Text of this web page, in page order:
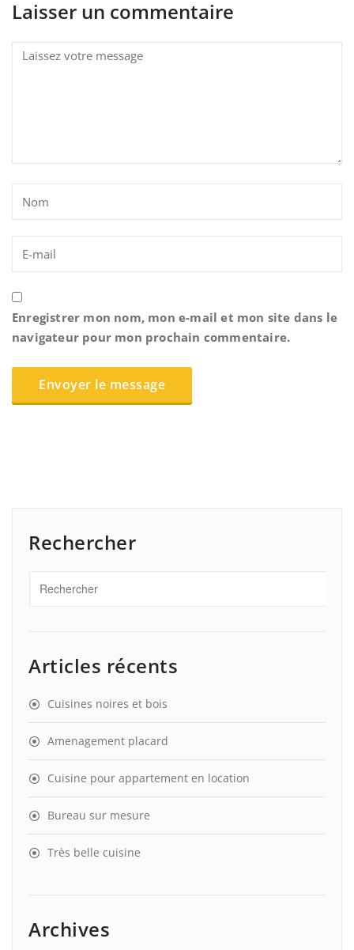
Laisser un commentaire
Enregistrer mon nom, mon e-mail et mon site dans le
navigateur pour mon prochain commentaire.
Rechercher
Articles récents
Cuisines noires et bois
Amenagement placard
Cuisine pour appartement en location
Bureau sur mesure
Très belle cuisine
Archives